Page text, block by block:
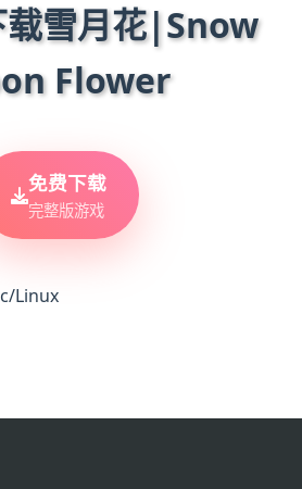
载雪月花|Snow
Flower
免费下载
完整版游戏
Linux